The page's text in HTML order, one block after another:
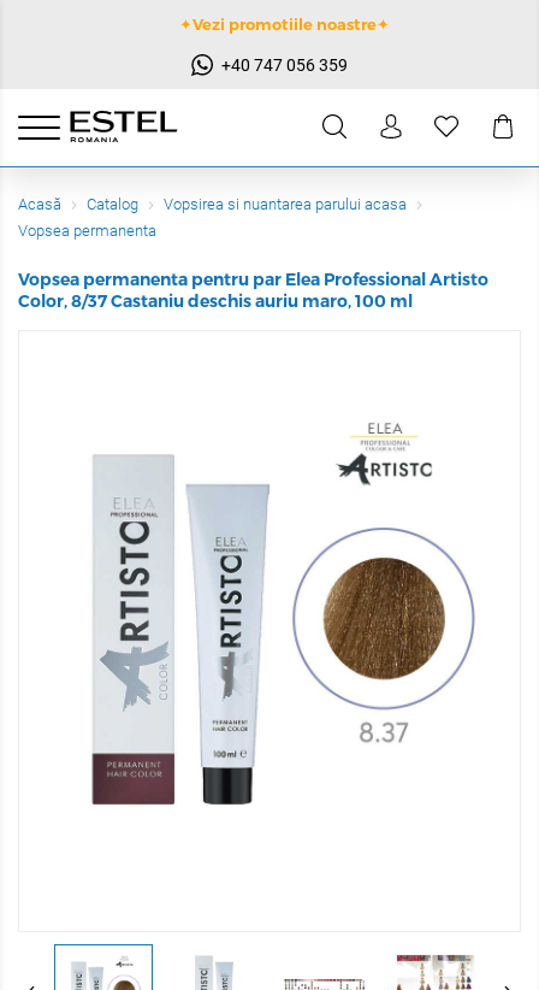
✦Vezi promotiile noastre✦
+40 747 056 359
Acasă Catalog
Vopsirea si nuantarea parului acasa
Vopsea permanenta
Vopsea permanenta pentru par Elea Professional Artisto
Color, 8/37 Castaniu deschis auriu maro, 100 ml